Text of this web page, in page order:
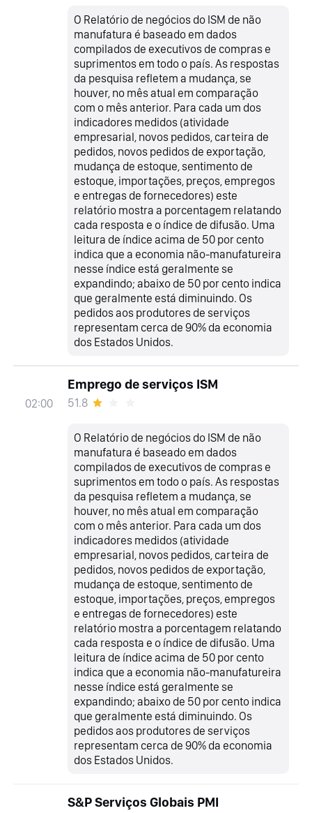
O Relatório de negócios do ISM de não
manufatura é baseado em dados
compilados de executivos de compras e
suprimentos em todo o país. As respostas
da pesquisa refletem a mudança, se
houver, no mês atual em comparação
com o mês anterior. Para cada um dos
indicadores medidos (atividade
empresarial, novos pedidos, carteira de
pedidos, novos pedidos de exportação,
mudança de estoque, sentimento de
estoque, importações, preços, empregos
e entregas de fornecedores) este
relatório mostra a porcentagem relatando
cada resposta e o índice de difusão. Uma
leitura de índice acima de 50 por cento
indica que a economia não-manufatureira
nesse índice está geralmente se
expandindo; abaixo de 50 por cento indica
que geralmente está diminuindo. Os
pedidos aos produtores de serviços
representam cerca de 90% da economia
dos Estados Unidos.
02:00
Emprego de serviços ISM
51.8
O Relatório de negócios do ISM de não
manufatura é baseado em dados
compilados de executivos de compras e
suprimentos em todo o país. As respostas
da pesquisa refletem a mudança, se
houver, no mês atual em comparação
com o mês anterior. Para cada um dos
indicadores medidos (atividade
empresarial, novos pedidos, carteira de
pedidos, novos pedidos de exportação,
mudança de estoque, sentimento de
estoque, importações, preços, empregos
e entregas de fornecedores) este
relatório mostra a porcentagem relatando
cada resposta e o índice de difusão. Uma
leitura de índice acima de 50 por cento
indica que a economia não-manufatureira
nesse índice está geralmente se
expandindo; abaixo de 50 por cento indica
que geralmente está diminuindo. Os
pedidos aos produtores de serviços
representam cerca de 90% da economia
dos Estados Unidos.
S&P Serviços Globais PMI